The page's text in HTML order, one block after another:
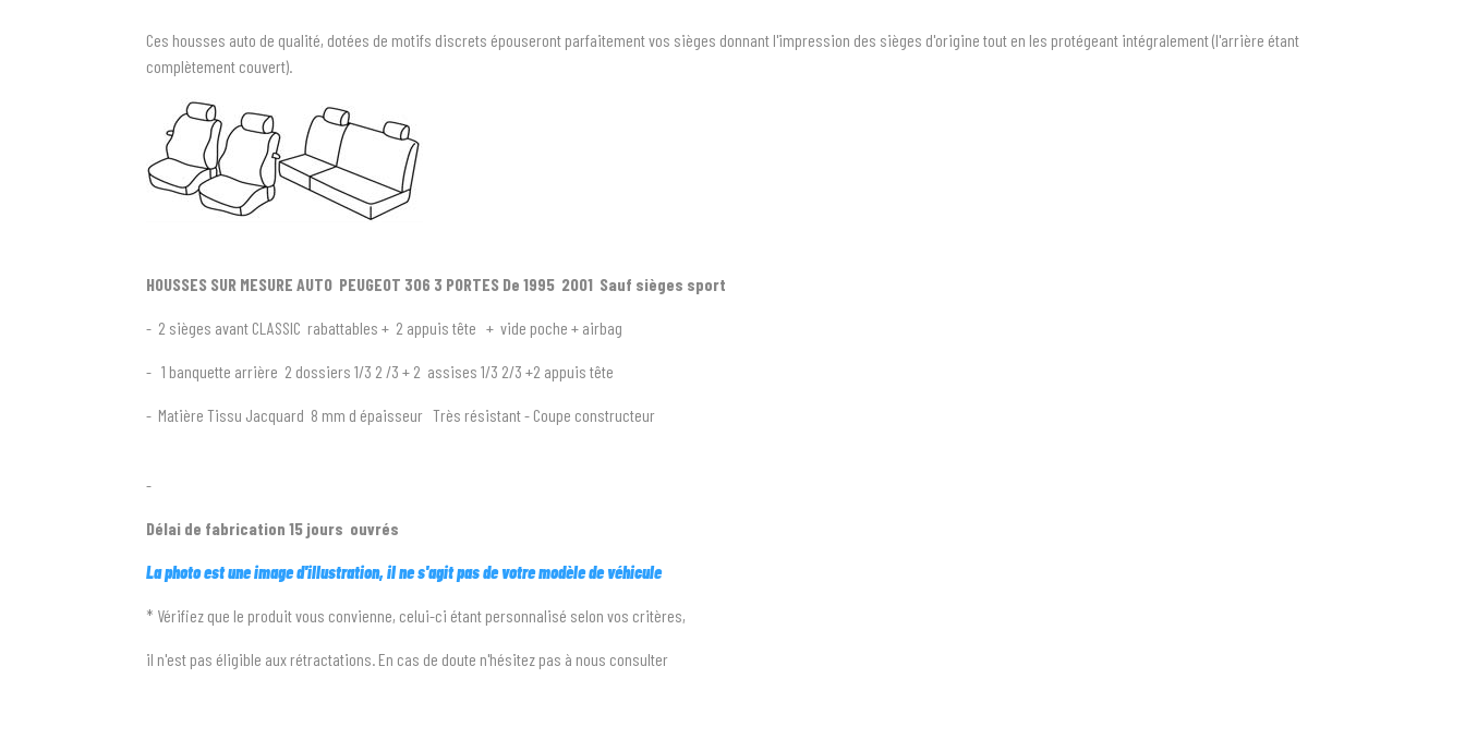
Ces housses auto de qualité, dotées de motifs discrets épouseront parfaitement vos sièges donnant l'impression des sièges d'origine tout en les protégeant intégralement (l'arrière étant
complètement couvert).
HOUSSES SUR MESURE AUTO PEUGEOT 306 3 PORTES De 1995 2001 Sauf sièges sport
- 2 sièges avant CLASSIC rabattables + 2 appuis tête + vide poche + airbag
- 1 banquette arrière 2 dossiers 1/3 2 /3 + 2 assises 1/3 2/3 +2 appuis tête
- Matière Tissu Jacquard 8 mm d épaisseur Très résistant - Coupe constructeur
-
Délai de fabrication 15 jours ouvrés
La photo est une image d'illustration, il ne s'agit pas de votre modèle de véhicule
* Vérifiez que le produit vous convienne, celui-ci étant personnalisé selon vos critères,
il n'est pas éligible aux rétractations. En cas de doute n'hésitez pas à nous consulter